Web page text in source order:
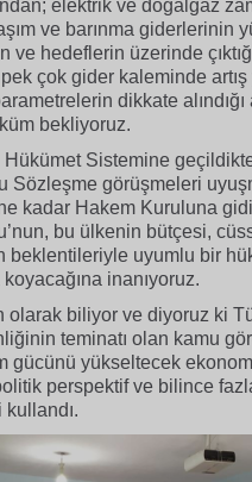
elektrik ve doğalgaz
ve barınma giderlerinin
ve hedeflerin üzerinde
çok gider kaleminde artış
dikkate
bekliyoruz.
Hükümet Sistemine
Sözleşme görüşmeleri
kadar Hakem Kuruluna
bu ülkenin bütçesi,
beklentileriyle uyumlu bir
inanıyoruz.
olarak biliyor ve diyoruz ki
teminatı olan kamu
gücünü yükseltecek
perspektif ve bilince